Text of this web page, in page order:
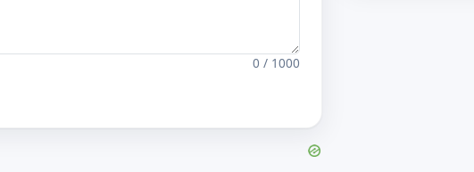
0 / 1000